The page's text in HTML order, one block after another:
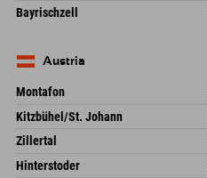
Germania
Frickenstraße 22
82490 Farchant
Bayrischzell
Germania
Austria
Montafon
Dorfstr. 127b
6793 Gaschurn/Montafon
Austria
Kitzbühel/St. Johann
Speckbacherstraße 87
Austria
Zillertal
Schmiedau 2
Hinterstoder